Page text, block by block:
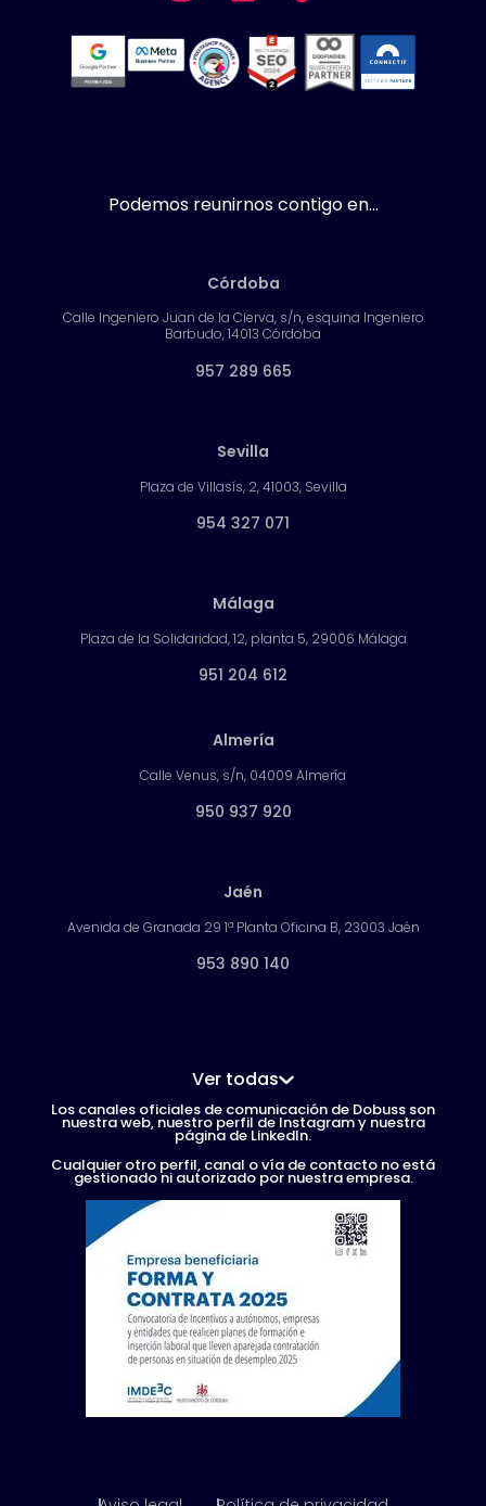
Podemos reunirnos contigo en...
Córdoba
Calle Ingeniero Juan de la Cierva, s/n, esquina Ingeniero
Barbudo, 14013 Córdoba
957 289 665
Sevilla
Plaza de Villasís, 2, 41003, Sevilla
954 327 071
Málaga
Plaza de la Solidaridad, 12, planta 5, 29006 Málaga
951 204 612
Almería
Calle Venus, s/n, 04009 Almería
950 937 920
Jaén
Avenida de Granada 29 1ª Planta Oficina B, 23003 Jaén
953 890 140
Ver todas
Los canales oficiales de comunicación de Dobuss son
nuestra web, nuestro perfil de Instagram y nuestra
página de LinkedIn.
Cualquier otro perfil, canal o vía de contacto no está
gestionado ni autorizado por nuestra empresa.